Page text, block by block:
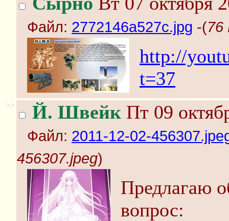
Файл: 2772146a527c.jpg -(76
http://
t=37
>> Й. Швейк Пт 09
Файл: 2011-12-02-
456307.jpeg)
Предлагаю
вопрос: